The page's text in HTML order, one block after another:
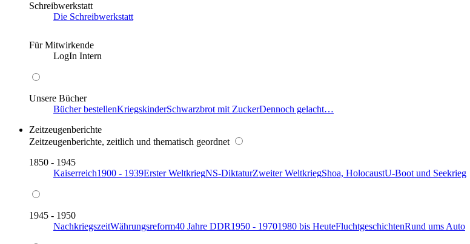
Schreibwerkstatt
Die Schreibwerkstatt
Für Mitwirkende
LogIn Intern
Unsere Bücher
Bücher bestellenKriegskinderSchwarzbrot mit ZuckerDennoch gelacht…
Zeitzeugenberichte
Zeitzeugenberichte, zeitlich und thematisch geordnet
1850 - 1945
Kaiserreich1900 - 1939Erster WeltkriegNS-DiktaturZweiter WeltkriegShoa, HolocaustU-Boot und Seekrieg
1945 - 1950
NachkriegszeitWährungsreform40 Jahre DDR1950 - 19701980 bis HeuteFluchtgeschichtenRund ums Auto